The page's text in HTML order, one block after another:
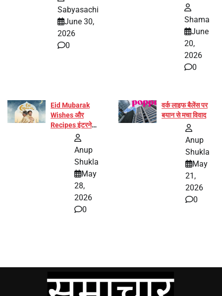
Sabyasachi
June 30,
2026
0
और प्रज्ञा जायसवाल
बनीं योग अभियान का
Shama
June
20,
2026
0
Eid Mubarak
Wishes और
Recipes इंटरनेट
पर हुईं वायरल
Anup
Shukla
May
28,
2026
0
वर्क लाइफ बैलेंस पर
बयान से मचा विवाद
Anup
Shukla
May
21,
2026
0